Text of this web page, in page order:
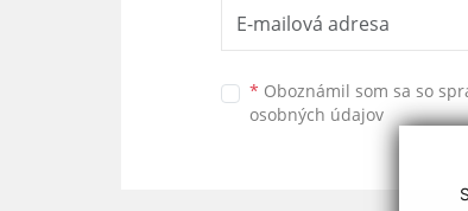
* Oboznámil som sa so
osobných údajov